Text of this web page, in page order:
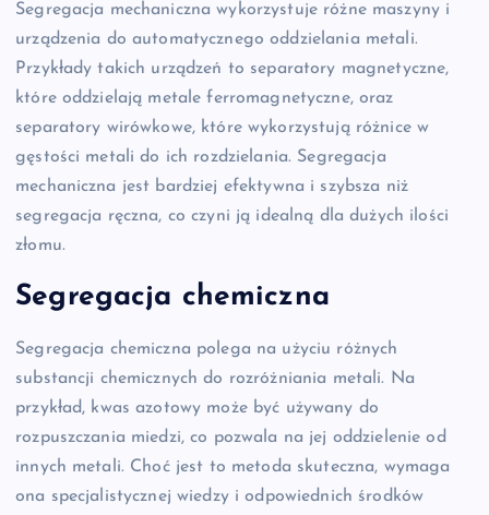
Segregacja mechaniczna wykorzystuje różne maszyny i
urządzenia do automatycznego oddzielania metali.
Przykłady takich urządzeń to separatory magnetyczne,
które oddzielają metale ferromagnetyczne, oraz
separatory wirówkowe, które wykorzystują różnice w
gęstości metali do ich rozdzielania. Segregacja
mechaniczna jest bardziej efektywna i szybsza niż
segregacja ręczna, co czyni ją idealną dla dużych ilości
złomu.
Segregacja chemiczna
Segregacja chemiczna polega na użyciu różnych
substancji chemicznych do rozróżniania metali. Na
przykład, kwas azotowy może być używany do
rozpuszczania miedzi, co pozwala na jej oddzielenie od
innych metali. Choć jest to metoda skuteczna, wymaga
ona specjalistycznej wiedzy i odpowiednich środków